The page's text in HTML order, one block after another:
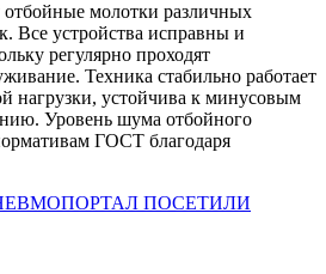
отбойные молотки различных
Все устройства исправны и
регулярно проходят
Техника стабильно работает
нагрузки, устойчива к минусовым
Уровень шума отбойного
ГОСТ благодаря